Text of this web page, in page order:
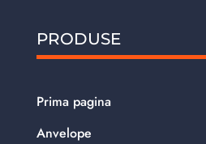
PRODUSE
Prima pagina
Anvelope